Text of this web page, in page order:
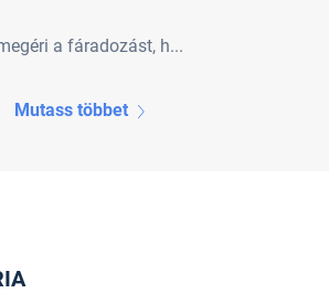
a fáradozást, h...
Mutass többet